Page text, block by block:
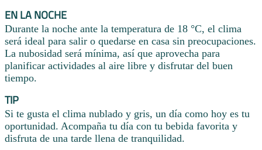
EN LA NOCHE
Durante la noche ante la temperatura de 18 °C, el clima
será ideal para salir o quedarse en casa sin preocupaciones.
La nubosidad será mínima, así que aprovecha para
planificar actividades al aire libre y disfrutar del buen
tiempo.
TIP
Si te gusta el clima nublado y gris, un día como hoy es tu
oportunidad. Acompaña tu día con tu bebida favorita y
disfruta de una tarde llena de tranquilidad.